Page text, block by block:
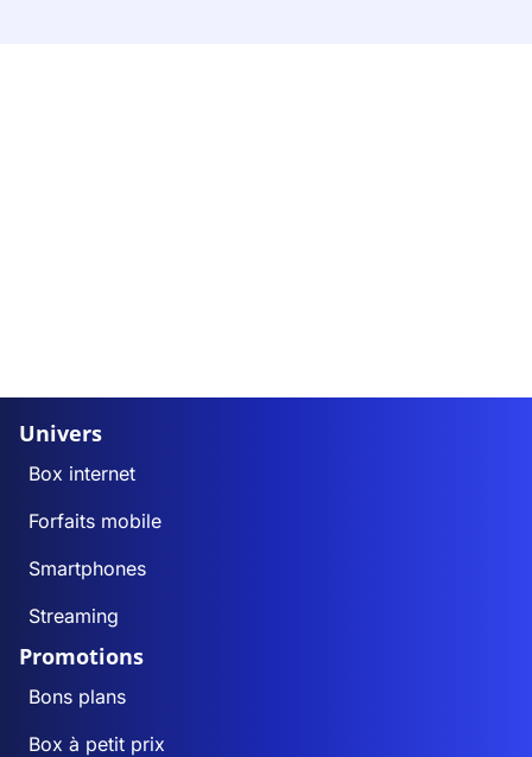
Univers
Box internet
Forfaits mobile
Smartphones
Streaming
Promotions
Bons plans
Box à petit prix